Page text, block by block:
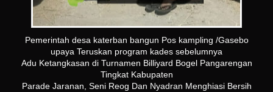
Pemerintah desa katerban bangun Pos kampling /Gasebo
upaya Teruskan program kades sebelumnya
Adu Ketangkasan di Turnamen Billiyard Bogel Pangarengan
Tingkat Kabupaten
Parade Jaranan, Seni Reog Dan Nyadran Menghiasi Bersih